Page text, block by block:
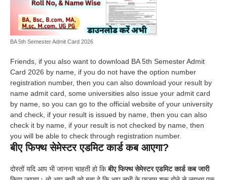
BA 5th Semester Admit Card 2026
Friends, if you also want to download BA 5th Semester Admit
Card 2026 by name, if you do not have the option number
registration number, then you can also download your result by
name admit card, some universities also issue your admit card
by name, so you can go to the official website of your university
and check, if your result is issued by name, then you can also
check it by name, if your result is not checked by name, then
you will be able to check through registration number.
बीए फिफ्थ सेमेस्टर एडमिट कार्ड कब आएगा?
दोस्तों यदि आप भी जानना चाहती हो किबीए फिफ्थ सेमेस्टर एडमिट कार्ड कब जारी